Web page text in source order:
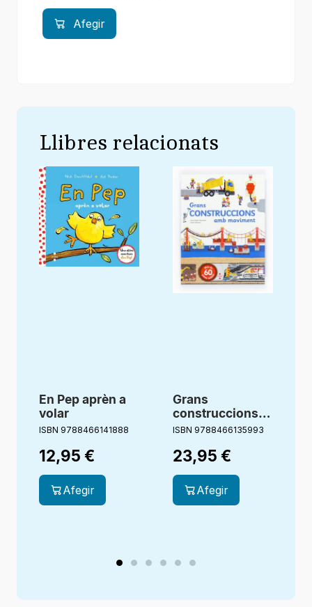
Afegir
Llibres relacionats
En Pep aprèn a
volar
ISBN 9788466141888
12,95 €
Afegir
Grans
construccions
amb moviment
ISBN 9788466135993
23,95 €
Afegir